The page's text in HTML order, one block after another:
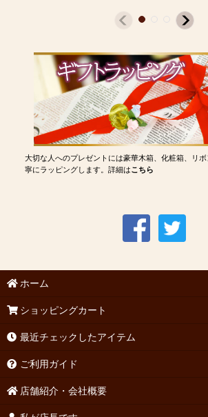
大切な人へのプレゼントには豪華木箱、化粧箱、リ
寧にラッピングします。詳細はこちら
ホーム
ショッピングカート
最近チェックしたアイテム
ご利用ガイド
店舗紹介・会社概要